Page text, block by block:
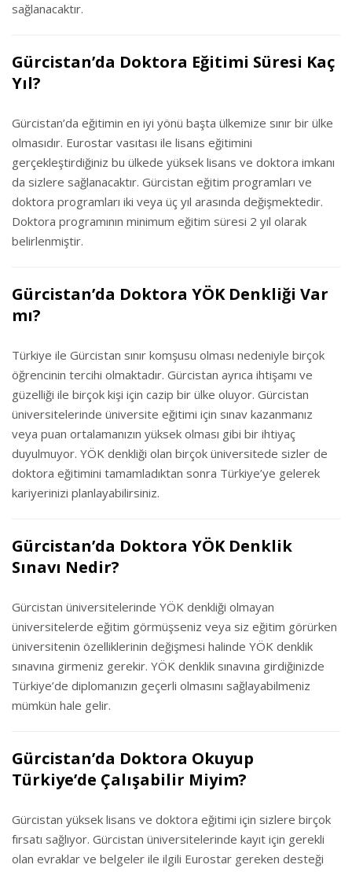
sağlanacaktır.
Gürcistan’da Doktora Eğitimi Süresi Kaç
Yıl?
Gürcistan’da eğitimin en iyi yönü başta ülkemize sınır bir ülke
olmasıdır. Eurostar vasıtası ile lisans eğitimini
gerçekleştirdiğiniz bu ülkede yüksek lisans ve doktora imkanı
da sizlere sağlanacaktır. Gürcistan eğitim programları ve
doktora programları iki veya üç yıl arasında değişmektedir.
Doktora programının minimum eğitim süresi 2 yıl olarak
belirlenmiştir.
Gürcistan’da Doktora YÖK Denkliği Var
mı?
Türkiye ile Gürcistan sınır komşusu olması nedeniyle birçok
öğrencinin tercihi olmaktadır. Gürcistan ayrıca ihtişamı ve
güzelliği ile birçok kişi için cazip bir ülke oluyor. Gürcistan
üniversitelerinde üniversite eğitimi için sınav kazanmanız
veya puan ortalamanızın yüksek olması gibi bir ihtiyaç
duyulmuyor. YÖK denkliği olan birçok üniversitede sizler de
doktora eğitimini tamamladıktan sonra Türkiye’ye gelerek
kariyerinizi planlayabilirsiniz.
Gürcistan’da Doktora YÖK Denklik
Sınavı Nedir?
Gürcistan üniversitelerinde YÖK denkliği olmayan
üniversitelerde eğitim görmüşseniz veya siz eğitim görürken
üniversitenin özelliklerinin değişmesi halinde YÖK denklik
sınavına girmeniz gerekir. YÖK denklik sınavına girdiğinizde
Türkiye’de diplomanızın geçerli olmasını sağlayabilmeniz
mümkün hale gelir.
Gürcistan’da Doktora Okuyup
Türkiye’de Çalışabilir Miyim?
Gürcistan yüksek lisans ve doktora eğitimi için sizlere birçok
fırsatı sağlıyor. Gürcistan üniversitelerinde kayıt için gerekli
olan evraklar ve belgeler ile ilgili Eurostar gereken desteği